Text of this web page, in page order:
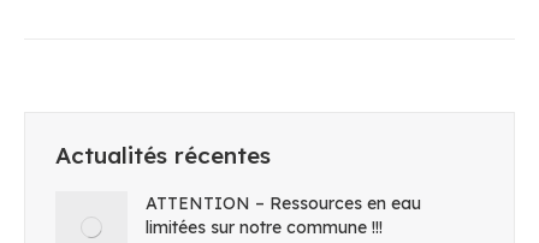
Actualités récentes
ATTENTION – Ressources en eau
limitées sur notre commune !!!